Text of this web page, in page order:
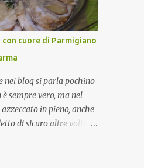
in cucina, utilizzato
ricette della tradizione o
Durante la prima serata
avuto prova della
ingrediente durante il
di piatti a base
ideato da Gina
che ha visto
con cuore di Parmigiano
nei blog si parla pochino
sempre vero, ma nel
in pieno, anche
di sicuro altre volte la